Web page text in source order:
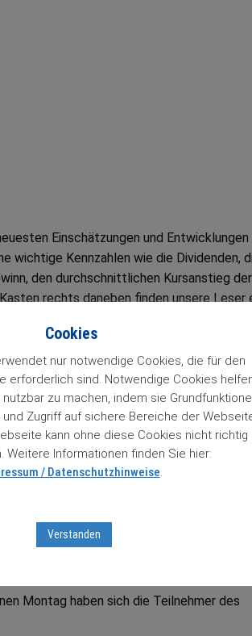
Einschätzungen und Entwicklungen
wichtige Kennzahlen wie die Dividenden,
den durchschnittlichen Kursanstieg der
rechts daneben finden unsere Leser
einem Klick auf den Titel gelangt man
zu unseren „84 Lieblingen“, die
von uns erhalten haben. Das muss
testenmit Sofortfreischaltung
Börsenticker:
Montag haben sich die Teilnehmer des
Cookies
nur notwendige Cookies, die für den
erforderlich sind. Notwendige Cookies
zu machen, indem sie
Zugriff auf sichere Bereiche der
kann ohne diese Cookies nicht richtig
Weitere Informationen finden Sie hier:
/ Datenschutzhinweise.
Verstanden